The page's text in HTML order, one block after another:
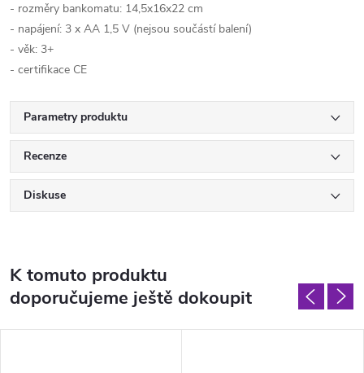
- rozměry bankomatu: 14,5x16x22 cm
- napájení: 3 x AA 1,5 V (nejsou součástí balení)
- věk: 3+
- certifikace CE
Parametry produktu
Recenze
Diskuse
K tomuto produktu
doporučujeme ještě dokoupit